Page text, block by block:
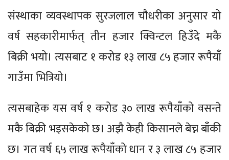
संस्थाका व्यवस्थापक सुरजलाल चौधरीका अनुसार यो
वर्ष सहकारीमार्फत् तीन हजार क्विन्टल हिउँदे मकै
बिक्री भयो। त्यसबाट १ करोड १३ लाख ८५ हजार रूपैयाँ
गाउँमा भित्रियो।
त्यसबाहेक यस वर्ष १ करोड ३० लाख रूपैयाँको वसन्ते
मकै बिक्री भइसकेको छ। अझै केही किसानले बेच्न बाँकी
छ। गत वर्ष ६५ लाख रूपैयाँको धान र ३ लाख ८५ हजार